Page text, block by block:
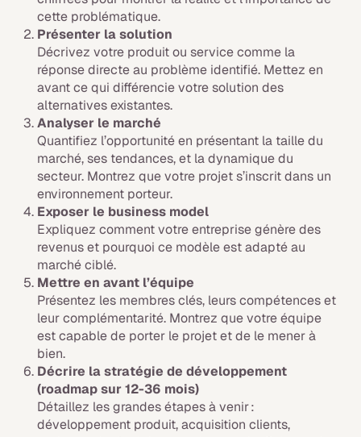
cette problématique.
Présenter la solution
Décrivez votre produit ou service comme la
réponse directe au problème identifié. Mettez en
avant ce qui différencie votre solution des
alternatives existantes.
Analyser le marché
Quantifiez l’opportunité en présentant la taille du
marché, ses tendances, et la dynamique du
secteur. Montrez que votre projet s’inscrit dans un
environnement porteur.
Exposer le business model
Expliquez comment votre entreprise génère des
revenus et pourquoi ce modèle est adapté au
marché ciblé.
Mettre en avant l’équipe
Présentez les membres clés, leurs compétences et
leur complémentarité. Montrez que votre équipe
est capable de porter le projet et de le mener à
bien.
Décrire la stratégie de développement
(roadmap sur 12-36 mois)
Détaillez les grandes étapes à venir :
développement produit, acquisition clients,